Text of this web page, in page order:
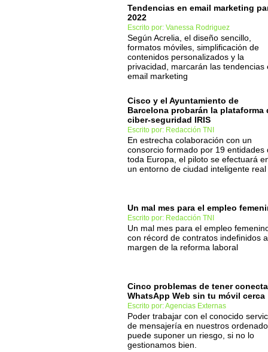
Tendencias en email marketing
2022
Escrito por: Vanessa Rodriguez
Según Acrelia, el diseño sencillo,
formatos móviles, simplificación de
contenidos personalizados y la
privacidad, marcarán las tendencias
email marketing
Cisco y el Ayuntamiento de
Barcelona probarán la plataforma
ciber-seguridad IRIS
Escrito por: Redacción TNI
En estrecha colaboración con un
consorcio formado por 19 entidades
toda Europa, el piloto se efectuará
un entorno de ciudad inteligente real
Un mal mes para el empleo
Escrito por: Redacción TNI
Un mal mes para el empleo
con récord de contratos indefinidos
margen de la reforma laboral
Cinco problemas de tener
WhatsApp Web sin tu móvil cerca
Escrito por: Agencias Externas
Poder trabajar con el conocido
de mensajería en nuestros
puede suponer un riesgo, si no lo
gestionamos bien.